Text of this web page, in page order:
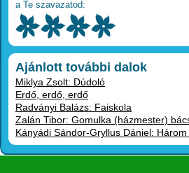
a Te szavazatod:
Ajánlott további dalok
Miklya Zsolt: Dúdoló
Erdő, erdő, erdő
Radványi Balázs: Faiskola
Zalán Tibor: Gomulka (házmester)
Kányádi Sándor-Gryllus Dániel: